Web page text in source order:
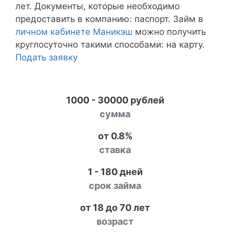
лет. Документы, которые необходимо
предоставить в компанию: паспорт. Займ в
личном кабинете Маникэш можно получить
круглосуточно такими способами: на карту.
Подать заявку
1000 - 30000 рублей
сумма
от 0.8%
ставка
1 - 180 дней
срок займа
от 18 до 70 лет
возраст